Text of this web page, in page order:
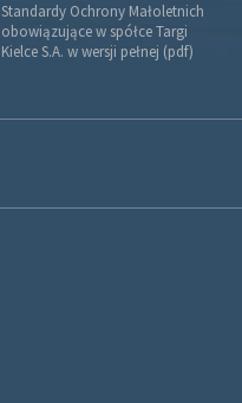
Standardy Ochrony Małoletnich
obowiązujące w spółce Targi
Kielce S.A. w wersji pełnej (pdf)